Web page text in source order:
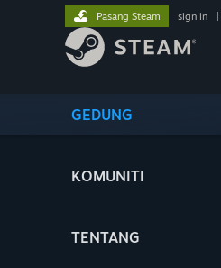
GEDUNG
KOMUNITI
TENTANG
Pasang Steam sign in